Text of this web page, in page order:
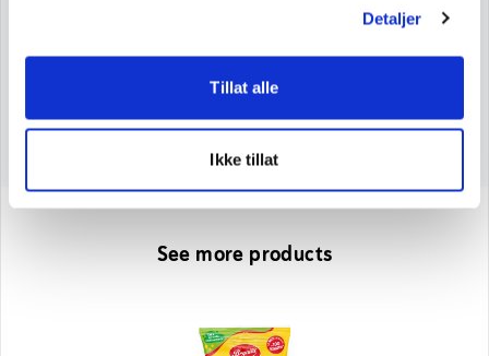
Detaljer
Tillat alle
Ikke tillat
0 g
Salt
0,02 g
See more products